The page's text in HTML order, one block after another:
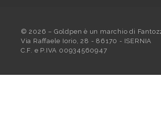
© 2026 – Goldpen è un marchio di
Via Raffaele Iorio, 28 - 86170 - ISERNIA
C.F. e P.IVA 00934560947